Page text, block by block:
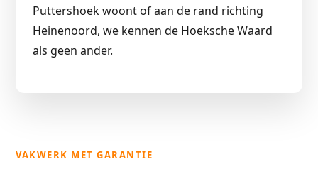
Puttershoek woont of aan de rand richting
Heinenoord, we kennen de Hoeksche Waard
als geen ander.
VAKWERK MET GARANTIE